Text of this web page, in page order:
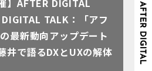
】AFTER DIGITAL
TALK：「アフ
最新動向アップデート
井で語るDXとUXの解体